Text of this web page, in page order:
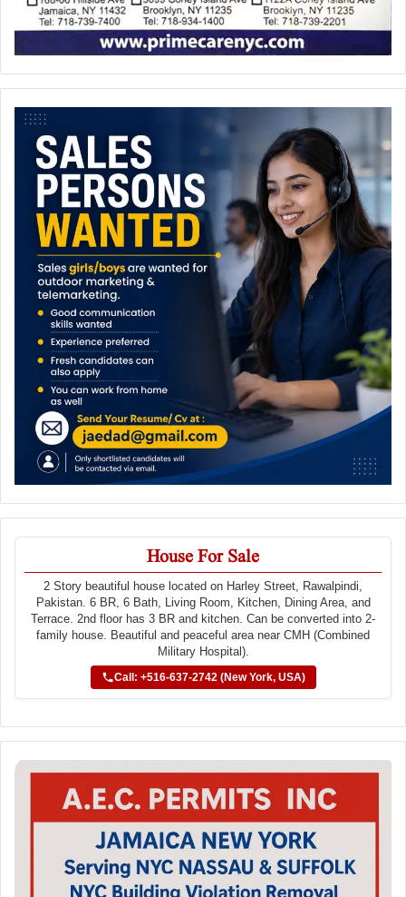
House For Sale
2 Story beautiful house located on Harley Street, Rawalpindi,
Pakistan. 6 BR, 6 Bath, Living Room, Kitchen, Dining Area, and
Terrace. 2nd floor has 3 BR and kitchen. Can be converted into 2-
family house. Beautiful and peaceful area near CMH (Combined
Military Hospital).
Call: +516-637-2742 (New York, USA)